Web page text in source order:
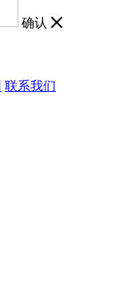
确认
联系我们